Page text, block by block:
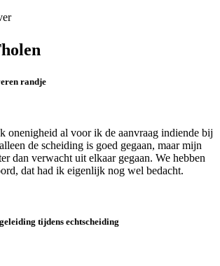
randje
onenigheid al voor ik de aanvraag indiende bij
de scheiding is goed gegaan, maar mijn
dan verwacht uit elkaar gegaan. We hebben
dat had ik eigenlijk nog wel bedacht.
tijdens echtscheiding